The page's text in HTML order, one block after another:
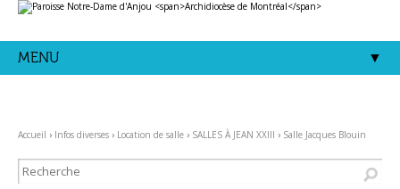
Aller
au
|
Aller
Outils
personnels
MENU
Accueil › Infos diverses › Location de salle › SALLES À JEAN XXIII › Salle Jacques Blouin